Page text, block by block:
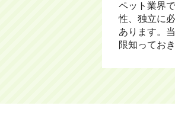
ペット業界
性、独立に
あります。
限知ってお